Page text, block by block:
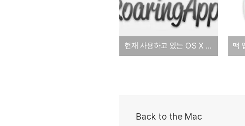
현재 사용하고 있는 OS X 소프트웨어, 마운틴 라이언에서는 잘 돌아갈까?
Back to the Mac